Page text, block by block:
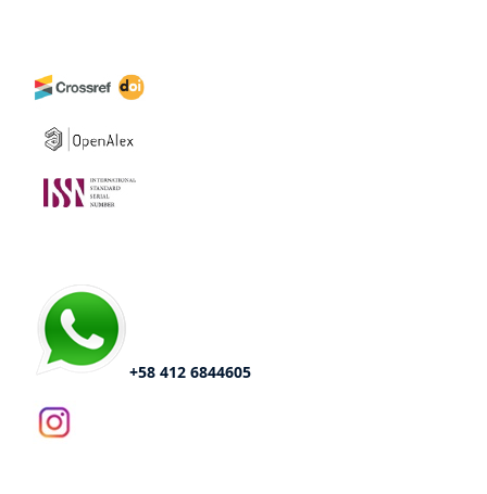
+58 412 6844605